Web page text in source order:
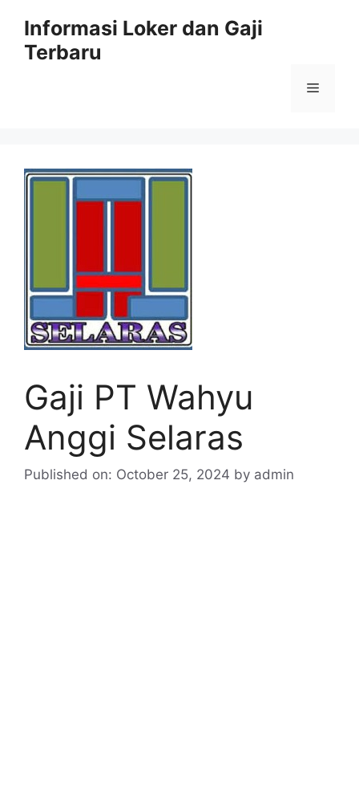
content
Informasi Loker dan Gaji
Terbaru
Menu
Gaji PT Wahyu
Anggi Selaras
Published on: October 25, 2024 by admin